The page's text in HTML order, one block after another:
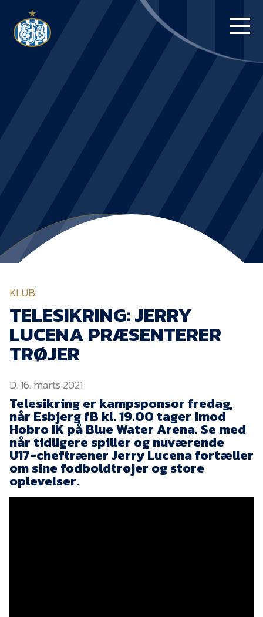
BLUE WATER
NYHEDER
Om Esbjerg fB
Sydvestjysk Fodbold
Samarbejde
Partnere
Blue Water Arena
Aktionærinformation
Kontakt
KLUB
TELESIKRING: JERRY
LUCENA PRÆSENTERER
TRØJER
D. 16. marts 2021
Telesikring er kampsponsor fredag,
når Esbjerg fB kl. 19.00 tager imod
Hobro IK på Blue Water Arena. Se med
når tidligere spiller og nuværende
U17-cheftræner Jerry Lucena fortæller
om sine fodboldtrøjer og store
oplevelser.